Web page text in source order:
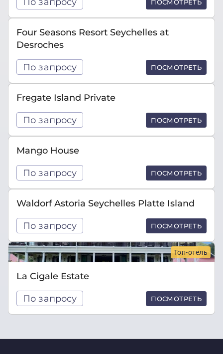
ПОСМОТРЕТЬ
Four Seasons Resort Seychelles at
Desroches
По запросу ПОСМОТРЕТЬ
Fregate Island Private
По запросу ПОСМОТРЕТЬ
Mango House
По запросу ПОСМОТРЕТЬ
Waldorf Astoria Seychelles Platte Island
По запросу ПОСМОТРЕТЬ
Топ-отель
La Cigale Estate
По запросу ПОСМОТРЕТЬ